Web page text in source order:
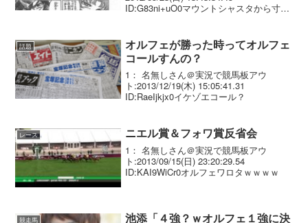
ID:G83ni+uO0マウントシャスタから寸法
板アウト：2012/09/...
話題
オルフェが勝った時ってオルフェ
コールすんの？
1： 名無しさん＠実況で競馬板アウ
ト:2013/12/19(木) 15:05:41.31
ID:RaeIjkjx0イケゾエコール？
レース ニエル賞＆フォワ賞反省会
1： 名無しさん＠実況で競馬板アウ
ト:2013/09/15(日) 23:20:29.54
ID:KAI9WiCr0オルフェワロタｗｗｗｗ
競走馬
池添「４強？ｗオルフェ１強に決